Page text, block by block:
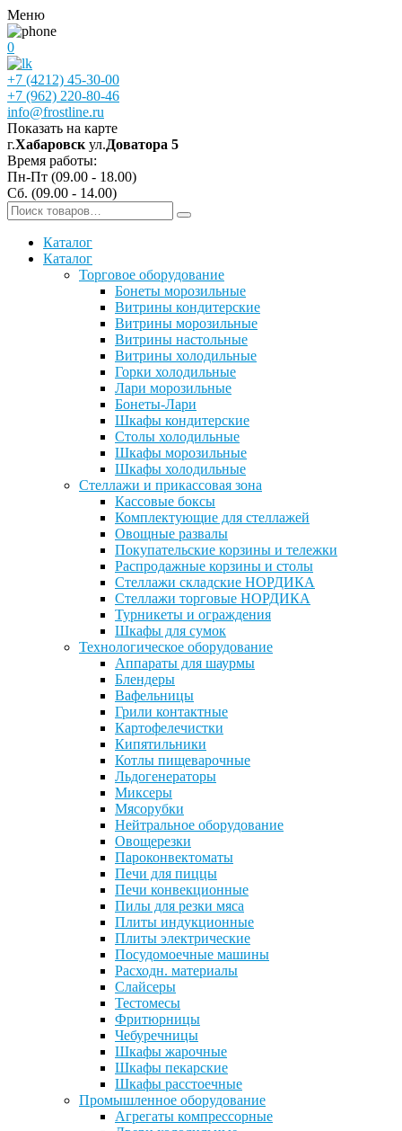
Меню
0
+7 (4212) 45-30-00
+7 (962) 220-80-46
info@frostline.ru
Показать на карте
г.Хабаровск ул.Доватора 5
Время работы:
Пн-Пт (09.00 - 18.00)
Сб. (09.00 - 14.00)
Каталог
Каталог
Торговое оборудование
Бонеты морозильные
Витрины кондитерские
Витрины морозильные
Витрины настольные
Витрины холодильные
Горки холодильные
Лари морозильные
Бонеты-Лари
Шкафы кондитерские
Столы холодильные
Шкафы морозильные
Шкафы холодильные
Стеллажи и прикассовая зона
Кассовые боксы
Комплектующие для стеллажей
Овощные развалы
Покупательские корзины и тележки
Распродажные корзины и столы
Стеллажи складские НОРДИКА
Стеллажи торговые НОРДИКА
Турникеты и ограждения
Шкафы для сумок
Технологическое оборудование
Аппараты для шаурмы
Блендеры
Вафельницы
Грили контактные
Картофелечистки
Кипятильники
Котлы пищеварочные
Льдогенераторы
Миксеры
Мясорубки
Нейтральное оборудование
Овощерезки
Пароконвектоматы
Печи для пиццы
Печи конвекционные
Пилы для резки мяса
Плиты индукционные
Плиты электрические
Посудомоечные машины
Расходн. материалы
Слайсеры
Тестомесы
Фритюрницы
Чебуречницы
Шкафы жарочные
Шкафы пекарские
Шкафы расстоечные
Промышленное оборудование
Агрегаты компрессорные